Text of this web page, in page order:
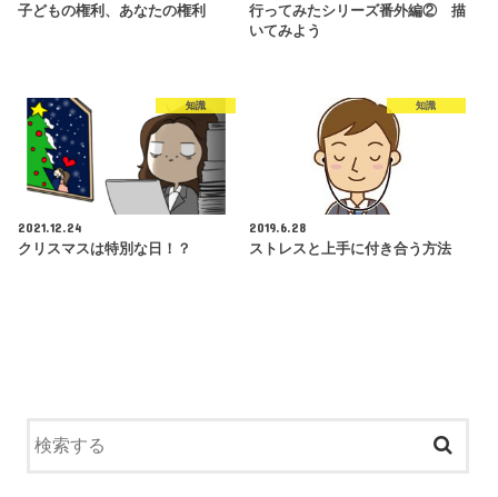
子どもの権利、あなたの権利
行ってみたシリーズ番外編② 描
いてみよう
知識
2021.12.24
クリスマスは特別な日！？
知識
2019.6.28
ストレスと上手に付き合う方法